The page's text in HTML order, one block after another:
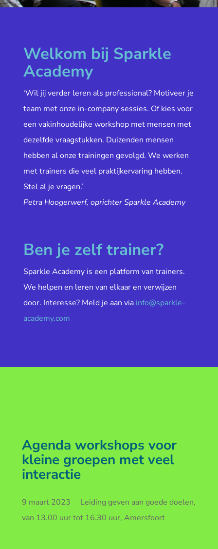
Welkom bij Sparkle
Academy
‘Wil jij verder leren als professional? Motiveer je
team met onze in-company sessies. Of kies voor
een vakinhoudelijke workshop met mensen met
dezelfde vraagstukken. Duizenden mensen
hebben al onze trainingen gevolgd. We werken
met trainers die veel praktijkervaring hebben.
Stel al je vragen.’
Petra Hoogerwerf, oprichter Sparkle Academy
Ben je zelf trainer?
Sparkle Academy is een platform van trainers.
We helpen en leren van elkaar en verwijzen
door. Interesse? Meld je aan via info@sparkle-
academy.com
Agenda workshops voor
kleine groepen met veel
interactie
9 maart 2023 Leiding geven aan goede doelen,
van 13.00 uur tot 16.30 uur, Amersfoort